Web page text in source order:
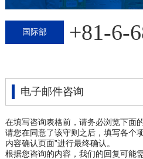
国际部 +81-6-
电子邮件咨询
在填写咨询表格前，请务必浏览下面
请您在同意了该守则之后，填写各个
内容确认页面”进行最终确认。
根据您咨询的内容，我们的回复可能